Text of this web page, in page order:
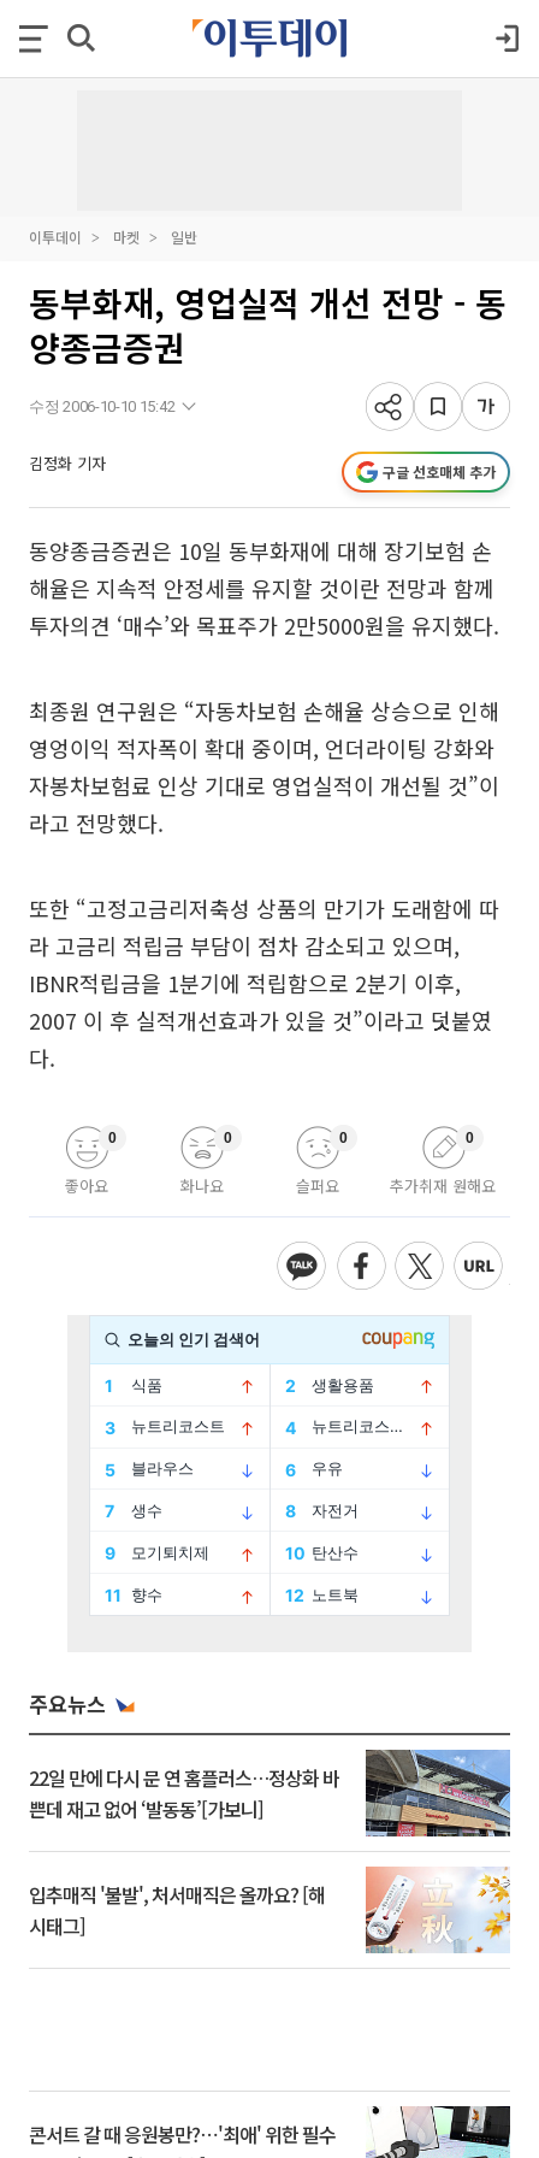
이투데이 마켓 일반
동부화재, 영업실적 개선 전망 - 동
양종금증권
수정 2006-10-10 15:42
김정화 기자 구글 선호매체 추가
동양종금증권은 10일 동부화재에 대해 장기보험 손
해율은 지속적 안정세를 유지할 것이란 전망과 함께
투자의견 ‘매수’와 목표주가 2만5000원을 유지했다.
최종원 연구원은 “자동차보험 손해율 상승으로 인해
영엉이익 적자폭이 확대 중이며, 언더라이팅 강화와
자봉차보험료 인상 기대로 영업실적이 개선될 것”이
라고 전망했다.
또한 “고정고금리저축성 상품의 만기가 도래함에 따
라 고금리 적립금 부담이 점차 감소되고 있으며,
IBNR적립금을 1분기에 적립함으로 2분기 이후,
2007 이 후 실적개선효과가 있을 것”이라고 덧붙였
다.
좋아요
0
화나요
0
슬퍼요
0
추가취재 원해요
0
주요뉴스
22일 만에 다시 문 연 홈플러스…정상화 바
쁜데 재고 없어 ‘발동동’[가보니]
입추매직 '불발', 처서매직은 올까요? [해
시태그]
콘서트 갈 때 응원봉만?⋯'최애' 위한 필수